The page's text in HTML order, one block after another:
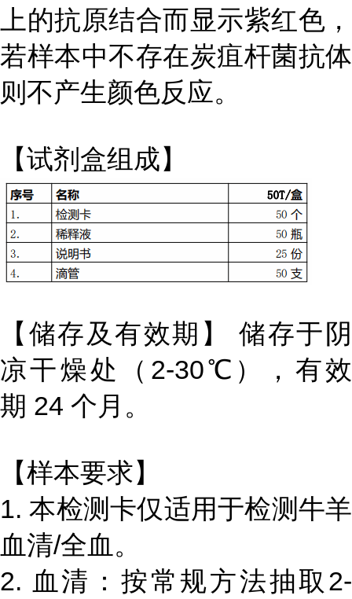
上的抗原结合而显示紫红色，
若样本中不存在炭疽杆菌抗体
则不产生颜色反应。
【试剂盒组成】
【储存及有效期】 储存于阴
凉干燥处（2-30℃），有效
期 24 个月。
【样本要求】
1. 本检测卡仅适用于检测牛羊
血清/全血。
2. 血清：按常规方法抽取2-